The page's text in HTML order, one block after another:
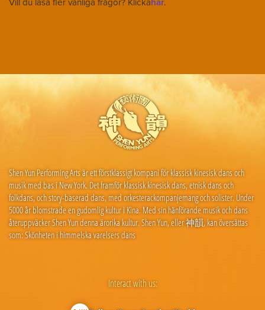
här
Shen Yun Performing Arts är ett förstklassigt kompani för klassisk kinesisk dans och
musik med bas i New York. Det framför klassisk kinesisk dans, etnisk dans och
folkdans, och story-baserad dans, med orkesterackompanjemang och solister. Under
5000 år blomstrade en gudomlig kultur i Kina. Med sin hänförande musik och dans
återuppväcker Shen Yun denna ärorika kultur. Shen Yun, eller 神韻, kan översättas
som: Skönheten i himmelska varelsers dans
Interact with us: